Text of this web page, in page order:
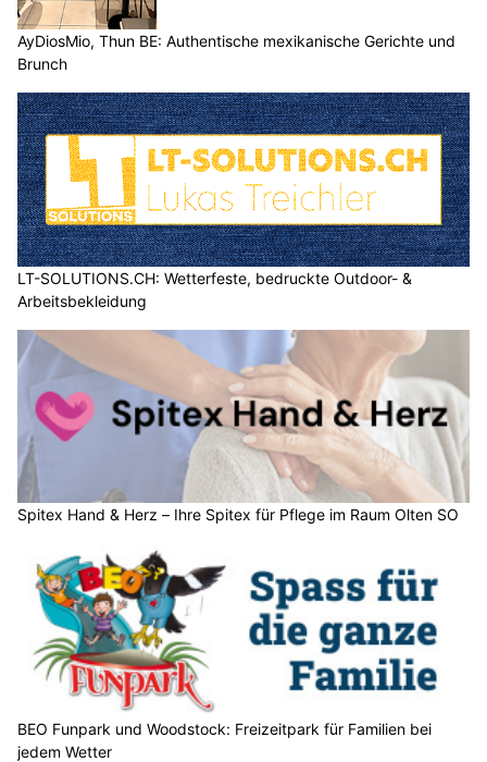
AyDiosMio, Thun BE: Authentische mexikanische Gerichte und
Brunch
LT-SOLUTIONS.CH: Wetterfeste, bedruckte Outdoor- &
Arbeitsbekleidung
Spitex Hand & Herz – Ihre Spitex für Pflege im Raum Olten SO
BEO Funpark und Woodstock: Freizeitpark für Familien bei
jedem Wetter